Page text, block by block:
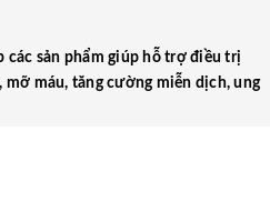
các sản phẩm giúp hỗ trợ điều trị
mỡ máu, tăng cường miễn dịch, ung